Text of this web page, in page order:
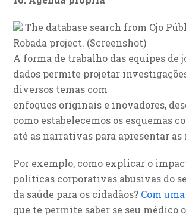
The database search from Ojo
Robada project. (Screenshot)
A forma de trabalho das equipes de
dados permite projetar
diversos temas com
enfoques originais e inovadores,
como estabelecemos os esquemas
até as narrativas para apresentar as
Por exemplo, como explicar o
políticas corporativas abusivas do
da saúde para os cidadãos? Com
que te permite saber se seu médico